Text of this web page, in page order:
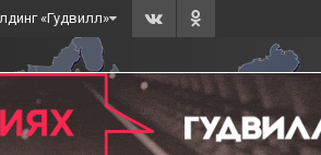
«Гудвилл»